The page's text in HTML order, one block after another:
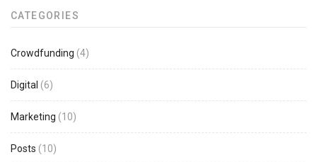
CATEGORIES
Crowdfunding (4)
Digital (6)
Marketing (10)
Posts (10)